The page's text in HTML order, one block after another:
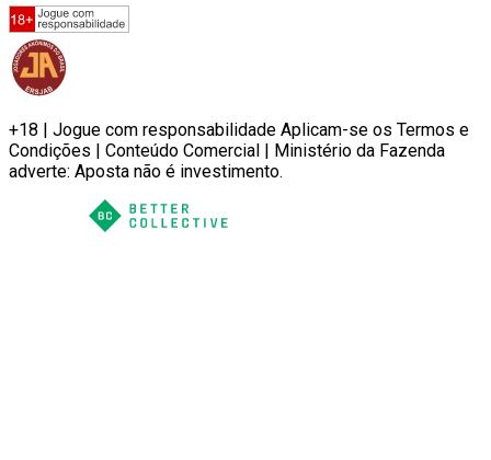
+18 | Jogue com responsabilidade Aplicam-se os Termos e
Condições | Conteúdo Comercial | Ministério da Fazenda
adverte: Aposta não é investimento.